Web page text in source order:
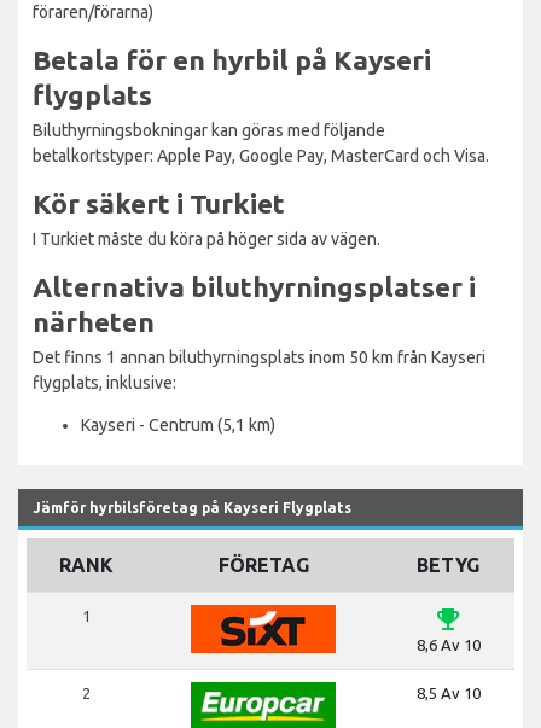
föraren/förarna)
Betala för en hyrbil på Kayseri
flygplats
Biluthyrningsbokningar kan göras med följande
betalkortstyper: Apple Pay, Google Pay, MasterCard och Visa.
Kör säkert i Turkiet
I Turkiet måste du köra på höger sida av vägen.
Alternativa biluthyrningsplatser i
närheten
Det finns 1 annan biluthyrningsplats inom 50 km från Kayseri
flygplats, inklusive:
Kayseri - Centrum (5,1 km)
Jämför hyrbilsföretag på Kayseri Flygplats
RANK FÖRETAG BETYG
1 emoji_events
8,6 Av 10
2 8,5 Av 10